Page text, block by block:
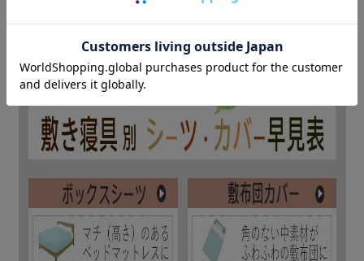
寝具別とカバーの相性